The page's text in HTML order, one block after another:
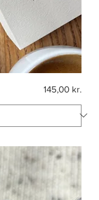
Pris
145,00 kr.